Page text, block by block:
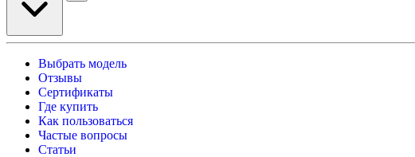
Выбрать модель
Отзывы
Сертификаты
Где купить
Как пользоваться
Частые вопросы
Статьи